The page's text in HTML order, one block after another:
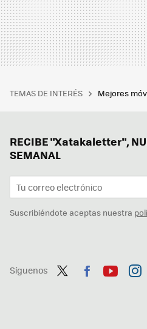
TEMAS DE INTERÉS Mejores
RECIBE "Xatakaletter",
SEMANAL
Suscribiéndote aceptas nuestra
Síguenos